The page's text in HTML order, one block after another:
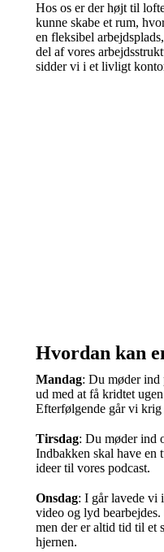
Hos os er der højt til
kunne skabe et rum,
en fleksibel
del af vores
sidder vi i et livligt
Hvordan kan
Mandag: Du møder ind
ud med at få kridtet
Efterfølgende går vi krig
Tirsdag: Du møder ind
Indbakken skal have en
ideer til vores podcast.
Onsdag: I går lavede vi
video og lyd
men der er altid tid til et
hjernen.